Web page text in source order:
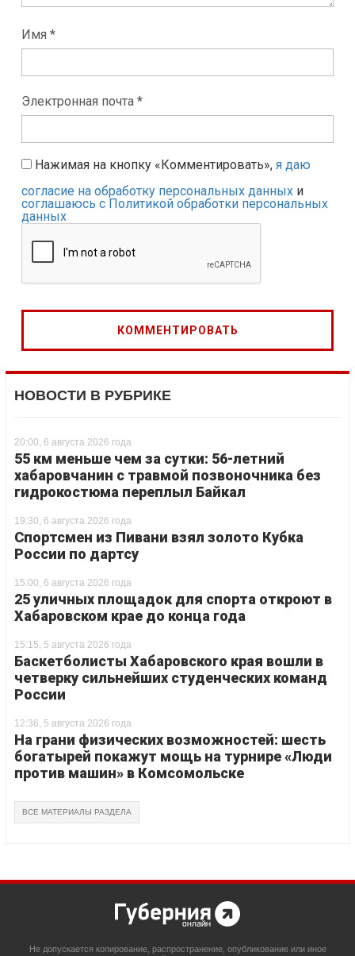
Имя *
Электронная почта *
Нажимая на кнопку «Комментировать», я даю
согласие на обработку персональных данных и
соглашаюсь с Политикой обработки персональных
данных
НОВОСТИ В РУБРИКЕ
20:00, 6 августа 2026 года
55 км меньше чем за сутки: 56-летний
хабаровчанин с травмой позвоночника без
гидрокостюма переплыл Байкал
19:30, 6 августа 2026 года
Спортсмен из Пивани взял золото Кубка
России по дартсу
15:00, 6 августа 2026 года
25 уличных площадок для спорта откроют в
Хабаровском крае до конца года
15:15, 5 августа 2026 года
Баскетболисты Хабаровского края вошли в
четверку сильнейших студенческих команд
России
12:36, 5 августа 2026 года
На грани физических возможностей: шесть
богатырей покажут мощь на турнире «Люди
против машин» в Комсомольске
ВСЕ МАТЕРИАЛЫ РАЗДЕЛА
Не допускается копирование, распространение, опубликование или иное